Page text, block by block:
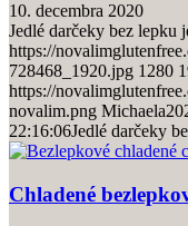
10. decembra 2020
Jedlé darčeky bez
https://
728468_1920.jpg 1280
https://
novalim.png Michaela
22:16:06Jedlé darčeky
Chladené